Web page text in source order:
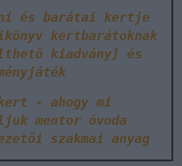
és barátai kertje
kertbarátoknak
kiadvány] és
- ahogy mi
mentor óvoda
szakmai anyag